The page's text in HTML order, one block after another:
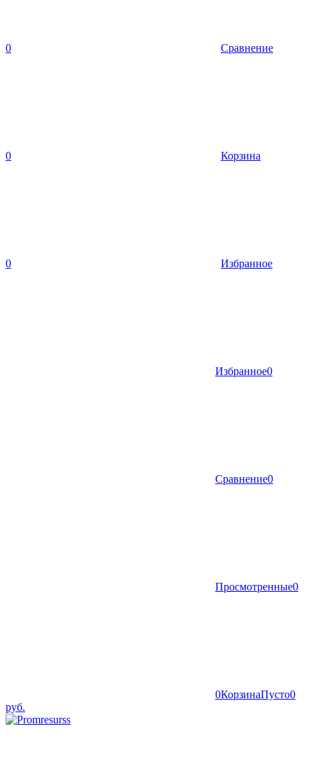
0 Сравнение
0 Корзина
0 Избранное
Избранное0
Сравнение0
Просмотренные0
0КорзинаПусто0
руб.